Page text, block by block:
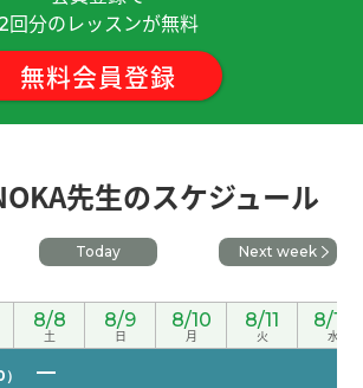
的一节课！我们下次见！
很容易理解。我喜欢看电影。下次
以看到漂亮的红叶。我等待秋天的
( 50代 女性 )
胜古迹，叫鹿岛神宫。很好的地
人来说，好不好不知道。下次见
回分のレッスンが無料
無料会員登録
先生のスケジュール
Today Next week
8/8
土
8/9
日
8/10
月
8/11
火
8/12
水